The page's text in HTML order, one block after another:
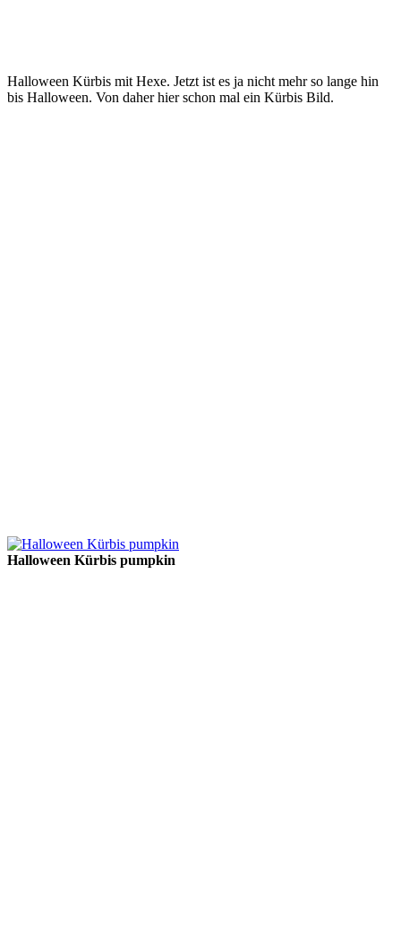
Halloween Kürbis mit Hexe. Jetzt ist es ja nicht mehr so lange hin
bis Halloween. Von daher hier schon mal ein Kürbis Bild.
Halloween Kürbis pumpkin